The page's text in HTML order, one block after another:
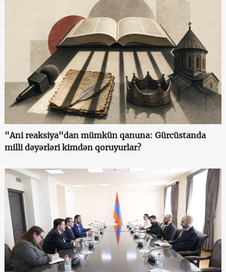
"Ani reaksiya"dan mümkün qanuna: Gürcüstanda
milli dəyərləri kimdən qoruyurlar?